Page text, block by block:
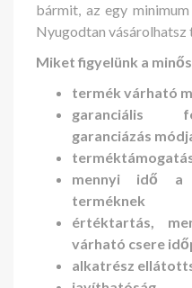
bármit, az egy
Nyugodtan vásárolhatsz
Miket figyelünk a
termék várható
garanciális
garanciázás
mennyi idő a
terméknek
értéktartás,
várható csere
alkatrész